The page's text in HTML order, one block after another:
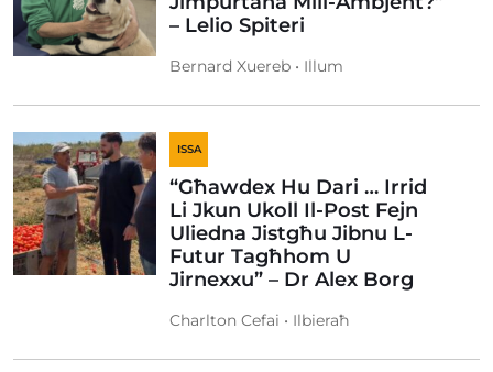
– Lelio Spiteri
Bernard Xuereb • Illum
ISSA
“Għawdex Hu Dari … Irrid
Li Jkun Ukoll Il-Post Fejn
Uliedna Jistgħu Jibnu L-
Futur Tagħhom U
Jirnexxu” – Dr Alex Borg
Charlton Cefai • Ilbieraħ